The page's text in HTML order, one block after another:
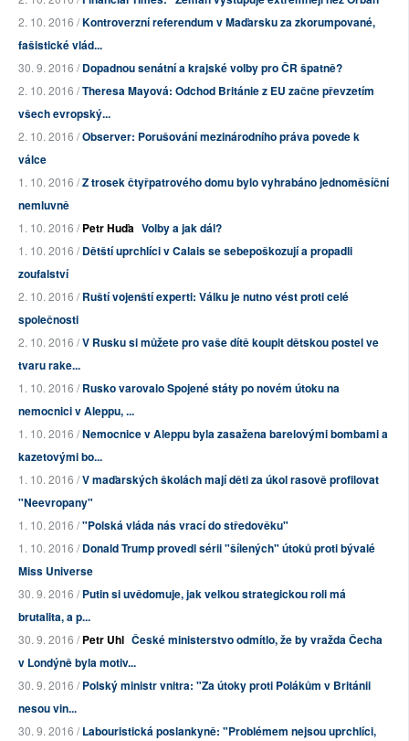
2. 10. 2016 /Kontroverzní referendum v Maďarsku za zkorumpované,
fašistické vlád...
30. 9. 2016 /Dopadnou senátní a krajské volby pro ČR špatně?
2. 10. 2016 /Theresa Mayová: Odchod Británie z EU začne převzetím
všech evropský...
2. 10. 2016 /Observer: Porušování mezinárodního práva povede k
válce
1. 10. 2016 /Z trosek čtyřpatrového domu bylo vyhrabáno jednoměsíční
nemluvně
1. 10. 2016 /Petr Huďa Volby a jak dál?
1. 10. 2016 /Dětští uprchlíci v Calais se sebepoškozují a propadli
zoufalství
2. 10. 2016 /Ruští vojenští experti: Válku je nutno vést proti celé
společnosti
2. 10. 2016 /V Rusku si můžete pro vaše dítě koupit dětskou postel ve
tvaru rake...
1. 10. 2016 /Rusko varovalo Spojené státy po novém útoku na
nemocnici v Aleppu, ...
1. 10. 2016 /Nemocnice v Aleppu byla zasažena barelovými bombami a
kazetovými bo...
1. 10. 2016 /V maďarských školách mají děti za úkol rasově profilovat
"Neevropany"
1. 10. 2016 /"Polská vláda nás vrací do středověku"
1. 10. 2016 /Donald Trump provedl sérii "šílených" útoků proti bývalé
Miss Universe
30. 9. 2016 /Putin si uvědomuje, jak velkou strategickou roli má
brutalita, a p...
30. 9. 2016 /Petr Uhl České ministerstvo odmítlo, že by vražda Čecha
v Londýně byla motiv...
30. 9. 2016 /Polský ministr vnitra: "Za útoky proti Polákům v Británii
nesou vin...
30. 9. 2016 /Labouristická poslankyně: "Problémem nejsou uprchlíci,